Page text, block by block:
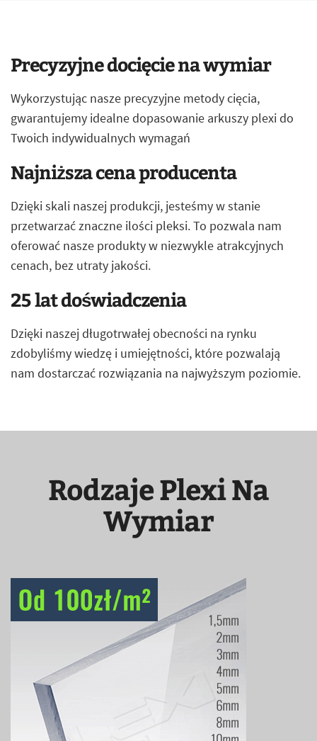
Precyzyjne docięcie na wymiar
Wykorzystując nasze precyzyjne metody cięcia,
gwarantujemy idealne dopasowanie arkuszy plexi do
Twoich indywidualnych wymagań
Najniższa cena producenta
Dzięki skali naszej produkcji, jesteśmy w stanie
przetwarzać znaczne ilości pleksi. To pozwala nam
oferować nasze produkty w niezwykle atrakcyjnych
cenach, bez utraty jakości.
25 lat doświadczenia
Dzięki naszej długotrwałej obecności na rynku
zdobyliśmy wiedzę i umiejętności, które pozwalają
nam dostarczać rozwiązania na najwyższym poziomie.
Rodzaje Plexi Na
Wymiar